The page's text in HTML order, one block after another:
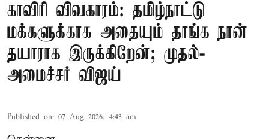
காவிரி விவகாரம்: தமிழ்நாட்டு
மக்களுக்காக அதையும் தாங்க நான்
தயாராக இருக்கிறேன்; முதல்-
அமைச்சர் விஜய்
Published on: 07 Aug 2026, 4:43 am